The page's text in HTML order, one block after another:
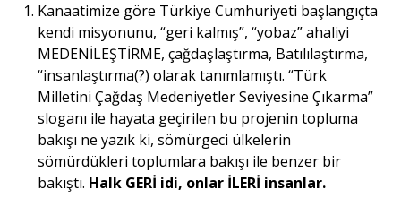
Kanaatimize göre Türkiye Cumhuriyeti başlangıçta
kendi misyonunu, “geri kalmış”, “yobaz” ahaliyi
MEDENİLEŞTİRME, çağdaşlaştırma, Batılılaştırma,
“insanlaştırma(?) olarak tanımlamıştı. “Türk
Milletini Çağdaş Medeniyetler Seviyesine Çıkarma”
sloganı ile hayata geçirilen bu projenin topluma
bakışı ne yazık ki, sömürgeci ülkelerin
sömürdükleri toplumlara bakışı ile benzer bir
bakıştı. Halk GERİ idi, onlar İLERİ insanlar.